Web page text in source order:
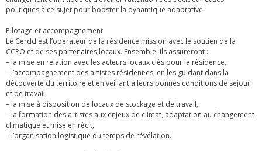
politiques à ce sujet pour booster la dynamique adaptative.
Pilotage et accompagnement
Le Cerdd est l’opérateur de la résidence mission avec le soutien de la
CCPO et de ses partenaires locaux. Ensemble, ils assureront :
– la mise en relation avec les acteurs locaux clés pour la résidence,
– l’accompagnement des artistes résident·es, en les guidant dans la
découverte du territoire et en veillant à leurs bonnes conditions de séjour
et de travail,
– la mise à disposition de locaux de stockage et de travail,
– la formation des artistes aux enjeux de climat, adaptation au changement
climatique et mise en récit,
– l’organisation logistique du temps de révélation.